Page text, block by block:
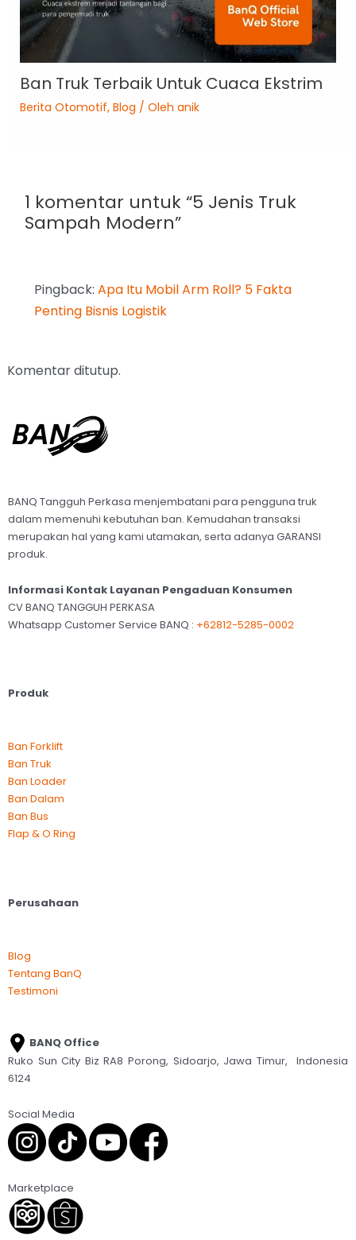
Ban Truk Terbaik Untuk Cuaca Ekstrim
Berita Otomotif, Blog / Oleh anik
1 komentar untuk “5 Jenis Truk
Sampah Modern”
Pingback: Apa Itu Mobil Arm Roll? 5 Fakta
Penting Bisnis Logistik
Komentar ditutup.
BANQ Tangguh Perkasa menjembatani para pengguna truk
dalam memenuhi kebutuhan ban. Kemudahan transaksi
merupakan hal yang kami utamakan, serta adanya GARANSI
produk.
Informasi Kontak Layanan Pengaduan Konsumen
CV BANQ TANGGUH PERKASA
Whatsapp Customer Service BANQ : +62812-5285-0002
Produk
Ban Forklift
Ban Truk
Ban Loader
Ban Dalam
Ban Bus
Flap & O Ring
Perusahaan
Blog
Tentang BanQ
Testimoni
BANQ Office
Ruko Sun City Biz RA8 Porong, Sidoarjo, Jawa Timur, Indonesia
6124
Social Media
Marketplace